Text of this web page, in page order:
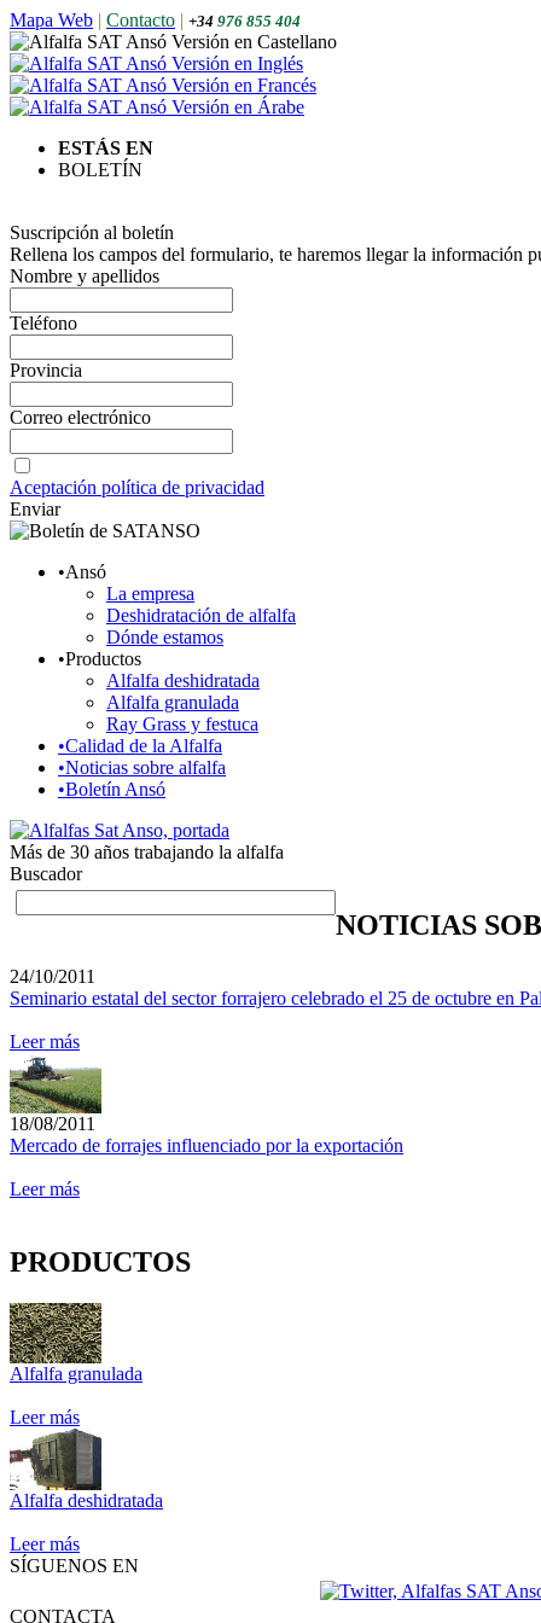
Mapa Web | Contacto | +34 976 855 404
ESTÁS EN
BOLETÍN
Suscripción al boletín
Rellena los campos del formulario, te haremos llegar la información
Nombre y apellidos
Teléfono
Provincia
Correo electrónico
Aceptación política de privacidad
Enviar
•Ansó
La empresa
Deshidratación de alfalfa
Dónde estamos
•Productos
Alfalfa deshidratada
Alfalfa granulada
Ray Grass y festuca
•Calidad de la Alfalfa
•Noticias sobre alfalfa
•Boletín Ansó
Más de 30 años trabajando la alfalfa
Buscador
NOTICIAS
24/10/2011
Seminario estatal del sector forrajero celebrado el 25 de octubre en
Leer más
18/08/2011
Mercado de forrajes influenciado por la exportación
Leer más
PRODUCTOS
Alfalfa granulada
Leer más
Alfalfa deshidratada
Leer más
SÍGUENOS EN
CONTACTA